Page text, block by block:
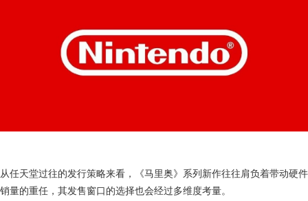
从任天堂过往的发行策略来看，《马里奥》系列新作往往肩负着带动硬件
销量的重任，其发售窗口的选择也会经过多维度考量。